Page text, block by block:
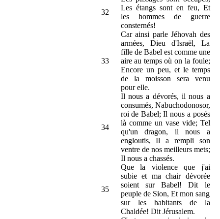
32
Les étangs sont en feu, Et
les hommes de guerre
consternés!
33
Car ainsi parle Jéhovah des
armées, Dieu d'Israël, La
fille de Babel est comme une
aire au temps où on la foule;
Encore un peu, et le temps
de la moisson sera venu
pour elle.
34
Il nous a dévorés, il nous a
consumés, Nabuchodonosor,
roi de Babel; Il nous a posés
là comme un vase vide; Tel
qu'un dragon, il nous a
engloutis, Il a rempli son
ventre de nos meilleurs mets;
Il nous a chassés.
35
Que la violence que j'ai
subie et ma chair dévorée
soient sur Babel! Dit le
peuple de Sion, Et mon sang
sur les habitants de la
Chaldée! Dit Jérusalem.